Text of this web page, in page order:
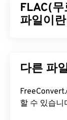
Format)를개
와MP3파일
WAV 파
WAV 파일을
Player입니
FLAC(
파일이
"무손실"이
본 크기의
하여 이를 구
FreeConvert.com 다
할 수 있습니